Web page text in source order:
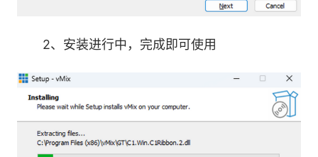
1080p的高清访问所有参与者的原始视频和音频源
在vMix HD中每次显示一名参与者，或者在
4K、Pro和Max版本中显示您的Zoom计划和互联
2、安装进行中，完成即可使用